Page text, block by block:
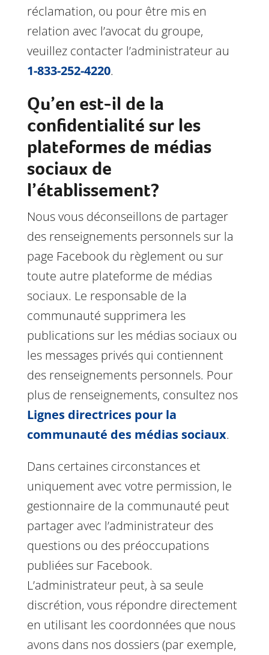
réclamation, ou pour être mis en
relation avec l’avocat du groupe,
veuillez contacter l’administrateur au
1-833-252-4220.
Qu’en est-il de la
confidentialité sur les
plateformes de médias
sociaux de
l’établissement?
Nous vous déconseillons de partager
des renseignements personnels sur la
page Facebook du règlement ou sur
toute autre plateforme de médias
sociaux. Le responsable de la
communauté supprimera les
publications sur les médias sociaux ou
les messages privés qui contiennent
des renseignements personnels. Pour
plus de renseignements, consultez nos
Lignes directrices pour la
communauté des médias sociaux.
Dans certaines circonstances et
uniquement avec votre permission, le
gestionnaire de la communauté peut
partager avec l’administrateur des
questions ou des préoccupations
publiées sur Facebook.
L’administrateur peut, à sa seule
discrétion, vous répondre directement
en utilisant les coordonnées que nous
avons dans nos dossiers (par exemple,